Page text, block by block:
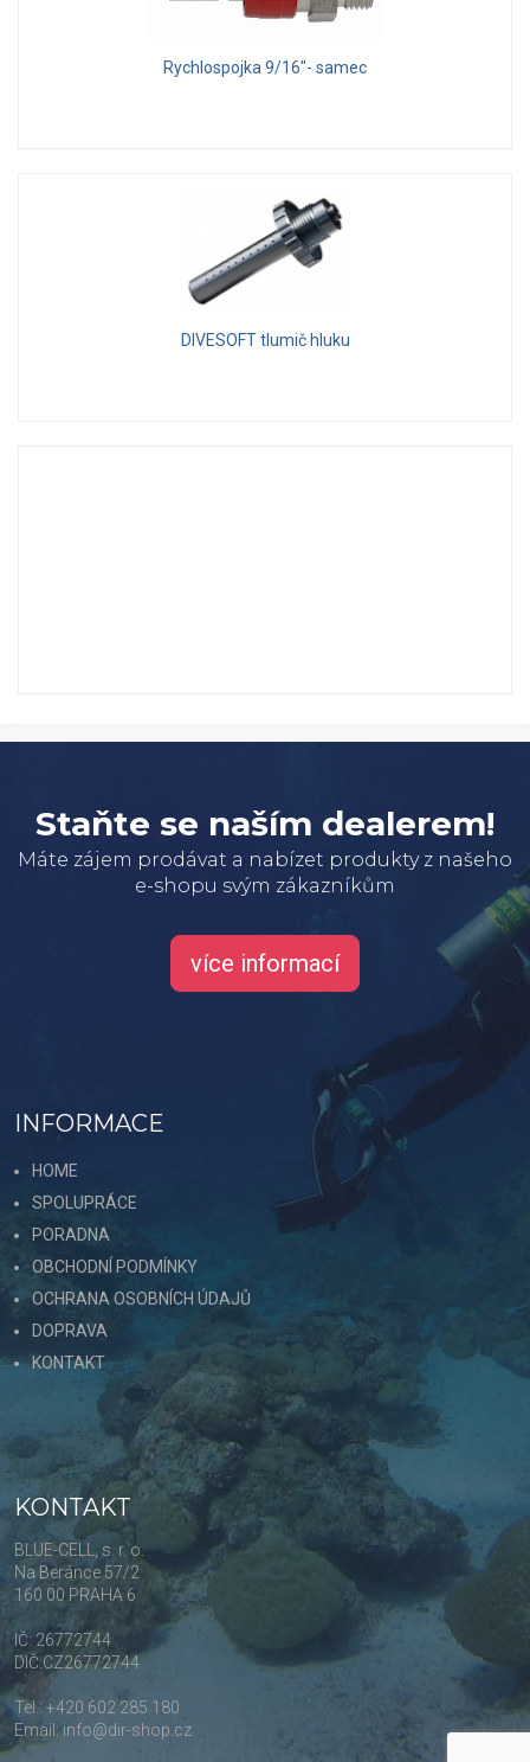
Rychlospojka 9/16"- samec
DIVESOFT tlumič hluku
Staňte se naším dealerem!
Máte zájem prodávat a nabízet produkty z našeho
e-shopu svým zákazníkům
více informací
INFORMACE
HOME
SPOLUPRÁCE
PORADNA
OBCHODNÍ PODMÍNKY
OCHRANA OSOBNÍCH ÚDAJŮ
DOPRAVA
KONTAKT
KONTAKT
BLUE-CELL, s. r. o.
Na Beránce 57/2
160 00 PRAHA 6
IČ: 26772744
DIČ:CZ26772744
Tel.: +420 602 285 180
Email: info@dir-shop.cz